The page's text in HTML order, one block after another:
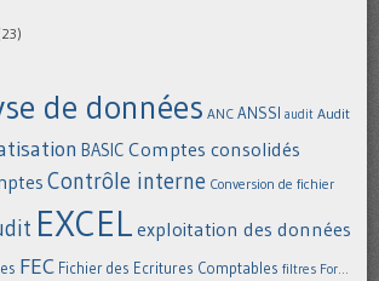
de données ANC ANSSI audit Audit
BASIC Comptes consolidés
Contrôle interne Conversion de fichier
EXCEL exploitation des données
FEC Fichier des Ecritures Comptables filtres For...